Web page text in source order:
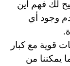
لك فهم أين
وجود أي
قوية مع كبار
يمكننا من